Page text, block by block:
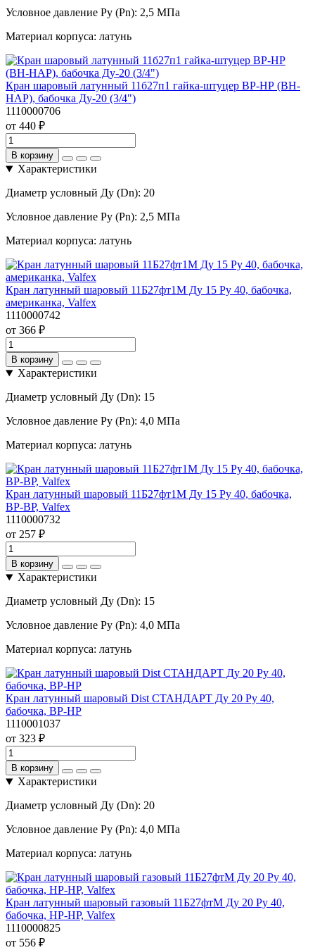
Условное давление Ру (Pn): 2,5 МПа
Материал корпуса: латунь
Кран шаровый латунный 11б27п1 гайка-штуцер ВР-НР (ВН-
НАР), бабочка Ду-20 (3/4")
1110000706
от 440 ₽
В корзину
Характеристики
Диаметр условный Ду (Dn): 20
Условное давление Ру (Pn): 2,5 МПа
Материал корпуса: латунь
Кран латунный шаровый 11Б27фт1М Ду 15 Pу 40, бабочка,
американка, Valfex
1110000742
от 366 ₽
В корзину
Характеристики
Диаметр условный Ду (Dn): 15
Условное давление Ру (Pn): 4,0 МПа
Материал корпуса: латунь
Кран латунный шаровый 11Б27фт1М Ду 15 Pу 40, бабочка,
ВР-ВР, Valfex
1110000732
от 257 ₽
В корзину
Характеристики
Диаметр условный Ду (Dn): 15
Условное давление Ру (Pn): 4,0 МПа
Материал корпуса: латунь
Кран латунный шаровый Dist СТАНДАРТ Ду 20 Pу 40,
бабочка, ВР-НР
1110001037
от 323 ₽
В корзину
Характеристики
Диаметр условный Ду (Dn): 20
Условное давление Ру (Pn): 4,0 МПа
Материал корпуса: латунь
Кран латунный шаровый газовый 11Б27фтМ Ду 20 Pу 40,
бабочка, НР-НР, Valfex
1110000825
от 556 ₽